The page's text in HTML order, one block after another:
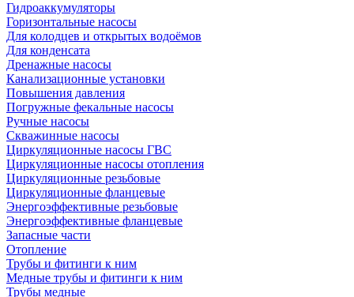
Гидроаккумуляторы
Горизонтальные насосы
Для колодцев и открытых водоёмов
Для конденсата
Дренажные насосы
Канализационные установки
Повышения давления
Погружные фекальные насосы
Ручные насосы
Скважинные насосы
Циркуляционные насосы ГВС
Циркуляционные насосы отопления
Циркуляционные резьбовые
Циркуляционные фланцевые
Энергоэффективные резьбовые
Энергоэффективные фланцевые
Запасные части
Отопление
Трубы и фитинги к ним
Медные трубы и фитинги к ним
Трубы медные